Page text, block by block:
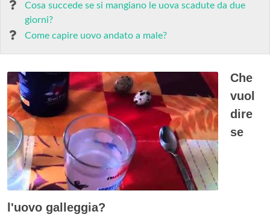
Cosa succede se si mangiano le uova scadute da due
giorni?
Come capire uovo andato a male?
Che
vuol
dire
se
l'uovo galleggia?